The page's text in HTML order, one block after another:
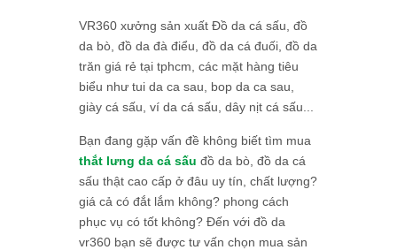
VR360 xưởng sản xuất Đồ da cá sấu, đồ
da bò, đồ da đà điểu, đồ da cá đuối, đồ da
trăn giá rẻ tại tphcm, các mặt hàng tiêu
biểu như tui da ca sau, bop da ca sau,
giày cá sấu, ví da cá sấu, dây nịt cá sấu...
Bạn đang gặp vấn đề không biết tìm mua
thắt lưng da cá sấu đồ da bò, đồ da cá
sấu thật cao cấp ở đâu uy tín, chất lượng?
giá cả có đắt lắm không? phong cách
phục vụ có tốt không? Đến với đồ da
vr360 bạn sẽ được tư vấn chọn mua sản